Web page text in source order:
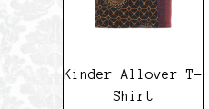
Kinder Allover T-
Shirt